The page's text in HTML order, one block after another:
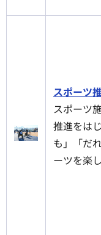
スポーツ
スポーツ
推進をは
も」「だ
ーツを楽